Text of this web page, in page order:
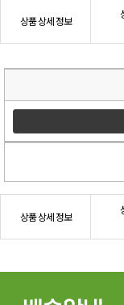
상품 상세 정보
상품 상세 정보